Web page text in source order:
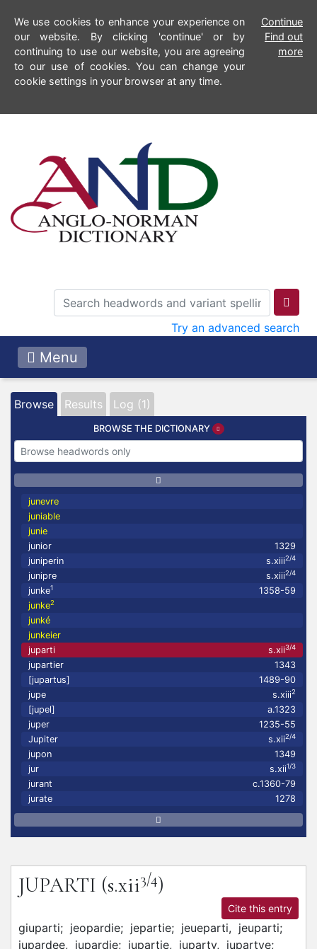
We use cookies to enhance your experience on
our website. By clicking 'continue' or by
continuing to use our website, you are agreeing
to our use of cookies. You can change your
cookie settings in your browser at any time.
Continue
Find out
more
Try an advanced search
Menu
Browse Results Log (1)
BROWSE THE DICTIONARY
junevre
juniable
junie
junior
1329
juniperin
s.xiii2/4
junipre s.xiii2/4
junke1
1358-59
junke2
junké
junkeier
juparti
s.xii3/4
jupartier
1343
[jupartus]
1489-90
jupe
s.xiii2
[jupel]
a.1323
juper
1235-55
Jupiter
s.xii2/4
jupon
1349
jur
s.xii1/3
jurant
c.1360-79
jurate
1278
JUPARTI (s.xii3/4)
Cite this entry
giuparti; jeopardie; jepartie; jeueparti, jeuparti;
jupardee, jupardie; jupartie, juparty, jupartye;